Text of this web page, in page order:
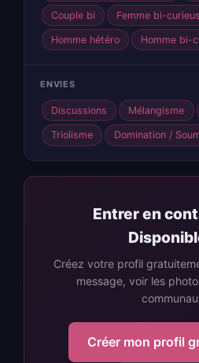
Couple bi Femme bi-
Homme hétéro Homme bi-
ENVIES
Discussions Mélangisme
Triolisme Domination /
Entrer en
Créez votre profil
message, voir les
Créer mon profil